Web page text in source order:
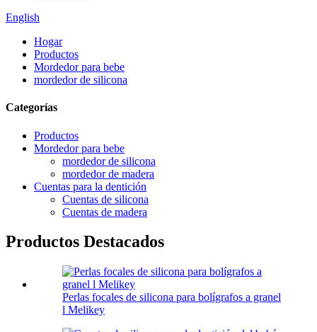
English
Hogar
Productos
Mordedor para bebe
mordedor de silicona
Categorías
Productos
Mordedor para bebe
mordedor de silicona
mordedor de madera
Cuentas para la dentición
Cuentas de silicona
Cuentas de madera
Productos Destacados
Perlas focales de silicona para bolígrafos a granel
l Melikey